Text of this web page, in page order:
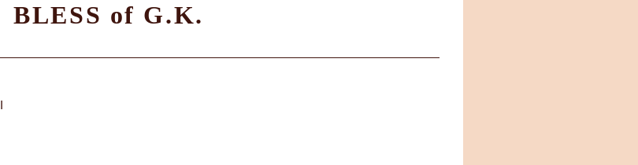
BLESS of G.K.